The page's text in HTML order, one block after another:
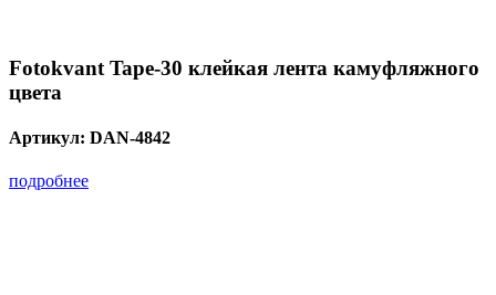
Fotokvant Tape-30 клейкая лента камуфляжного
цвета
Артикул: DAN-4842
подробнее